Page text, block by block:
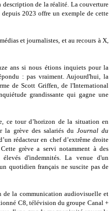
de la réalité. La couverture
2023 offre un exemple de cette
et journalistes, et au recours à X,
ans si nous étions inquiets pour la
: pas vraiment. Aujourd'hui, la
de Scott Griffen, de l'International
grandissante qui gagne une
ce tour d’horizon de la situation en
la grève des salariés du Journal du
rédacteur en chef d’extrême droite
grève a servi notamment à des
d'indemnités. La venue d'un
quotidien français ne suscite pas de
la communication audiovisuelle et
C8, télévision du groupe Canal +